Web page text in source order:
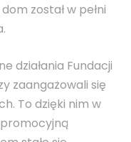
został w pełni
działania Fundacji
zaangażowali się
To dzięki nim w